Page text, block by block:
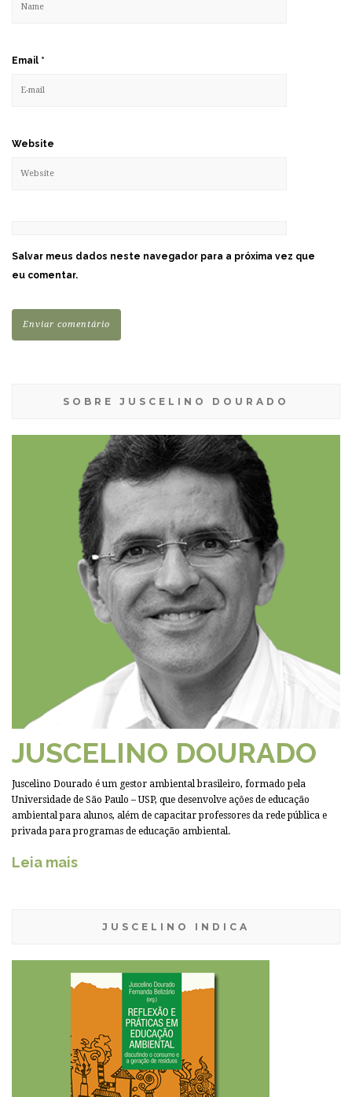
Email *
Website
Salvar meus dados neste navegador para a próxima vez que
eu comentar.
SOBRE JUSCELINO DOURADO
JUSCELINO DOURADO
Juscelino Dourado é um gestor ambiental brasileiro, formado pela
Universidade de São Paulo – USP, que desenvolve ações de educação
ambiental para alunos, além de capacitar professores da rede pública e
privada para programas de educação ambiental.
Leia mais
JUSCELINO INDICA